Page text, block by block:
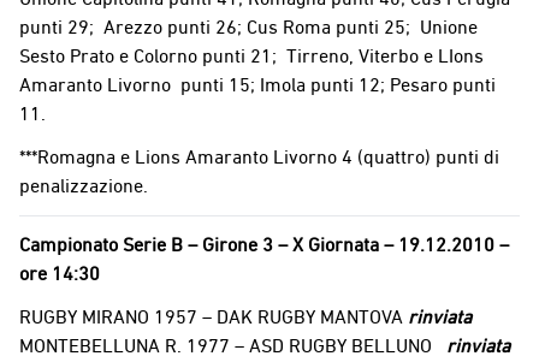
punti 29; Arezzo punti 26; Cus Roma punti 25; Unione
Sesto Prato e Colorno punti 21; Tirreno, Viterbo e LIons
Amaranto Livorno punti 15; Imola punti 12; Pesaro punti
11.
***Romagna e Lions Amaranto Livorno 4 (quattro) punti di
penalizzazione.
Campionato Serie B – Girone 3 – X Giornata – 19.12.2010 –
ore 14:30
RUGBY MIRANO 1957 – DAK RUGBY MANTOVA rinviata
MONTEBELLUNA R. 1977 – ASD RUGBY BELLUNO rinviata